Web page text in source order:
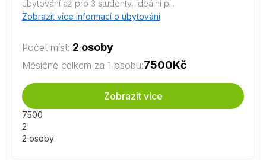
ubytování až pro 3 studenty, ideální p...
Zobrazit více informací o ubytování
Počet míst: 2 osoby
Měsíčně celkem za 1 osobu:7500Kč
Zobrazit více
7500
2
2 osoby